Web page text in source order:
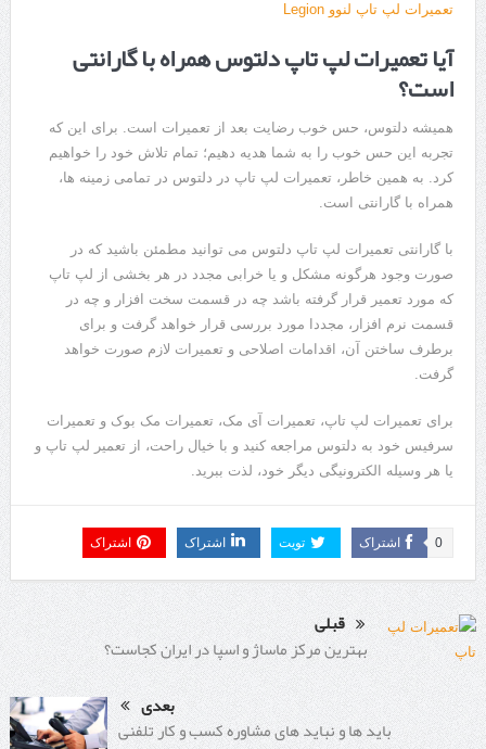
تعمیرات لپ تاپ لنوو Legion
آیا تعمیرات لپ تاپ دلتوس همراه با گارانتی
است؟
همیشه دلتوس، حس خوب رضایت بعد از تعمیرات است. برای این که
تجربه این حس خوب را به شما هدیه دهیم؛ تمام تلاش خود را خواهیم
کرد. به همین خاطر، تعمیرات لپ تاپ در دلتوس در تمامی زمینه ها،
همراه با گارانتی است.
با گارانتی تعمیرات لپ تاپ دلتوس می توانید مطمئن باشید که در
صورت وجود هرگونه مشکل و یا خرابی مجدد در هر بخشی از لپ تاپ
که مورد تعمیر قرار گرفته باشد چه در قسمت سخت افزار و چه در
قسمت نرم افزار، مجددا مورد بررسی قرار خواهد گرفت و برای
برطرف ساختن آن، اقدامات اصلاحی و تعمیرات لازم صورت خواهد
گرفت.
برای تعمیرات لپ تاپ، تعمیرات آی مک، تعمیرات مک بوک و تعمیرات
سرفیس خود به دلتوس مراجعه کنید و با خیال راحت، از تعمیر لپ تاپ و
یا هر وسیله الکترونیگی دیگر خود، لذت ببرید.
اشتراک 0 تویت اشتراک اشتراک
قبلی
بهترین مرکز ماساژ و اسپا در ایران کجاست؟
بعدی
باید ها و نباید های مشاوره کسب و کار تلفنی